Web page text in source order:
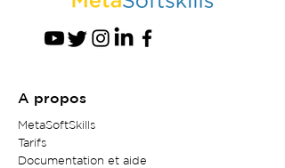
A propos
MetaSoftSkills
Tarifs
Documentation et aide